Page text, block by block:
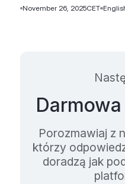
November 26, 2025CET
Porozmawiaj z
którzy
doradzą jak